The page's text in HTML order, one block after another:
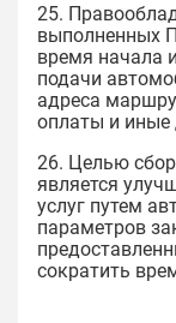
25.
выполненных
время начала
подачи
адреса
оплаты и
26. Целью
является
услуг путем
параметров
сократить